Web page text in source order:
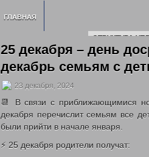
ГЛАВНАЯ
ИНФОРМАЦИЯ О УСЗН
СТРУКТУРА
СВЕДЕНИЯ О
НОРМАТИВНЫЕ ДОКУМЕНТЫ
ГОСУДАРСТВЕННЫЕ УСЛУГИ
МНОГОДЕТНЫМ СЕМЬЯМ
25 декабря – день
декабрь семьям с
23 декабря, 2024
📆 В связи с приближающимися
декабря перечислит семьям все
были прийти в начале января.
⚡️ 25 декабря родители получат: